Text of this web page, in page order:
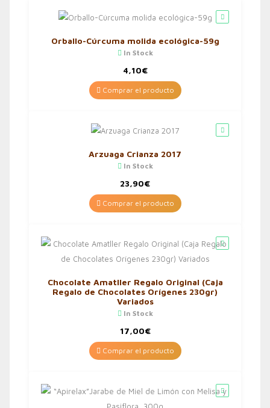
Orballo-Cúrcuma molida ecológica-59g
In Stock
4,10€
Comprar el producto
Arzuaga Crianza 2017
In Stock
23,90€
Comprar el producto
Chocolate Amatller Regalo Original (Caja
Regalo de Chocolates Orígenes 230gr)
Variados
In Stock
17,00€
Comprar el producto